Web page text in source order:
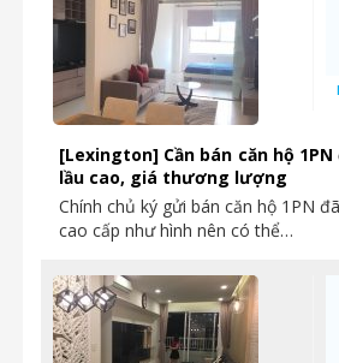
[Lexington] Cần bán căn hộ
lầu cao, giá thương lượng
Chính chủ ký gửi bán căn hộ 1PN
cao cấp như hình nên có thể…